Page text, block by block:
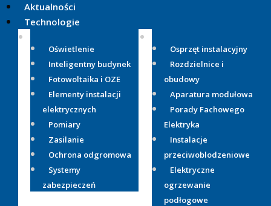
Aktualności
Technologie
Oświetlenie
Inteligentny budynek
Fotowoltaika i OZE
Elementy instalacji
elektrycznych
Pomiary
Zasilanie
Ochrona odgromowa
Systemy
zabezpieczeń
Osprzęt instalacyjny
Rozdzielnice i
obudowy
Aparatura modułowa
Porady Fachowego
Elektryka
Instalacje
przeciwoblodzeniowe
Elektryczne
ogrzewanie
podłogowe